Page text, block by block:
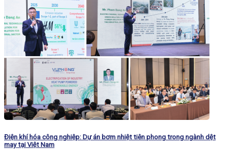
Điện khí hóa công nghiệp: Dự án bơm nhiệt tiên phong trong ngành dệt
may tại Việt Nam